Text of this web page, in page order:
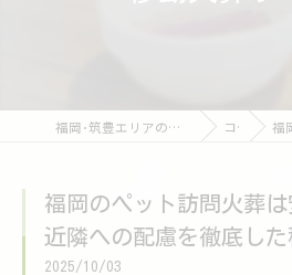
福岡･筑豊エリアのペット火葬ならペット訪問火葬ポピー コラム 福岡の
福岡のペット訪問火葬は
近隣への配慮を徹底し
2025/10/03